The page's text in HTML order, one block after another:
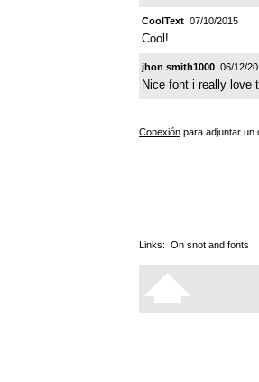
CoolText 07/10/2015
Cool!
jhon smith1000 06/12/
Nice font i really love
Conexión para adjuntar un
Links: On snot and fonts